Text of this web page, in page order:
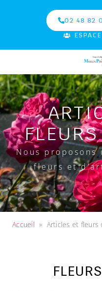
02 48 82
Nous proposons
fleurs et
Accueil » Articles et fleurs